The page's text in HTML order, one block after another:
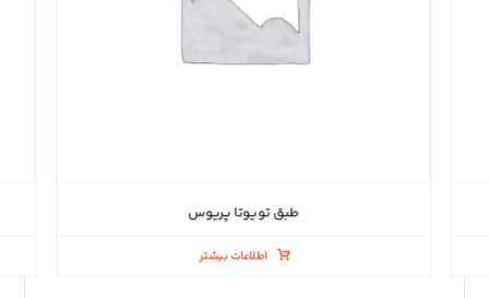
طبق تویوتا پریوس
اطلاعات بیشتر